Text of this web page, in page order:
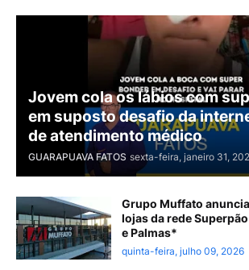
Jovem cola os lábios com
em suposto desafio da
de atendimento médico
GUARAPUAVA FATOS sexta-feira, janeiro 31,
Grupo Muffato
lojas da rede
e Palmas*
quinta-feira, julho 09, 2026